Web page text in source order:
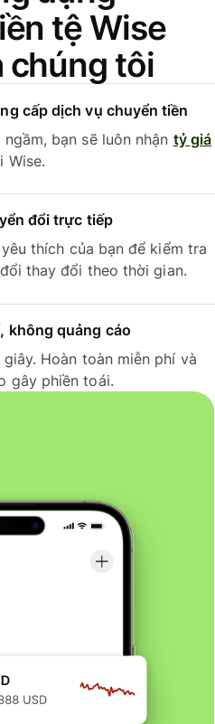
tệ Wise
chúng tôi
cấp dịch vụ chuyển tiền
bạn sẽ luôn nhận tỷ giá
Wise.
đổi trực tiếp
thích của bạn để kiểm tra
thay đổi theo thời gian.
không quảng cáo
Hoàn toàn miễn phí và
gây phiền toái.